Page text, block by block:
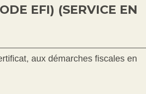
EFI) (SERVICE EN
aux démarches fiscales en